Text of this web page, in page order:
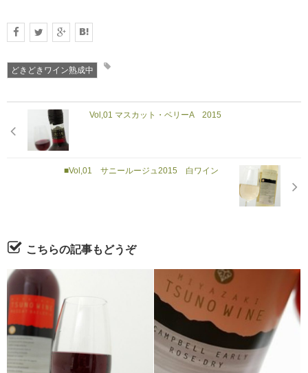
どきどきワイン熟成中
Vol,01 マスカット・ベリーA 2015
■Vol,01 サニールージュ2015 白ワイン
こちらの記事もどうぞ